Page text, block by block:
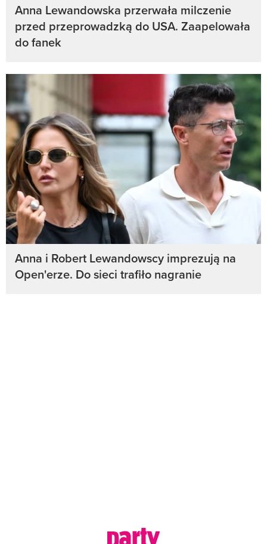
Anna Lewandowska przerwała milczenie
przed przeprowadzką do USA. Zaapelowała
do fanek
Anna i Robert Lewandowscy imprezują na
Open'erze. Do sieci trafiło nagranie